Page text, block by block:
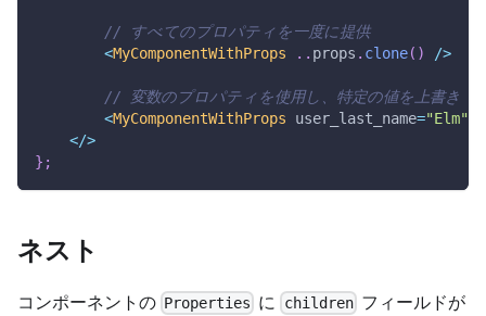
// すべてのプロパティを一度に提供
<MyComponentWithProps .. props . clone( ) />
// 変数のプロパティを使用し、特定の値を上書き
<MyComponentWithProps user_last_name="Elm"
</>
} ;
ネスト
コンポーネントの Properties に childrenフィールドが